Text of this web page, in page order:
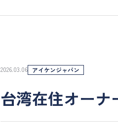
2026.03.06 アイケンジャパン
台湾在住オー